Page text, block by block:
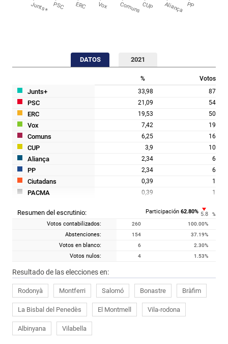
Junts+ PSC ERC Vox Comuns CUP Aliança PP
DATOS 2021
% Votos
Junts+ 33,98 87
PSC 21,09 54
ERC 19,53 50
Vox 7,42 19
Comuns 6,25 16
CUP 3,9 10
Aliança 2,34 6
PP 2,34 6
Ciutadans 0,39 1
PACMA 0,39 1
Resumen del escrutinio: Participación 62.80% 5.8 %
Votos contabilizados: 260 100.00%
Abstenciones: 154 37.19%
Votos en blanco: 6 2.30%
Votos nulos: 4 1.53%
Resultado de las elecciones en:
Rodonyà Montferri Salomó Bonastre Bràfim
La Bisbal del Penedès El Montmell Vila-rodona
Albinyana Vilabella